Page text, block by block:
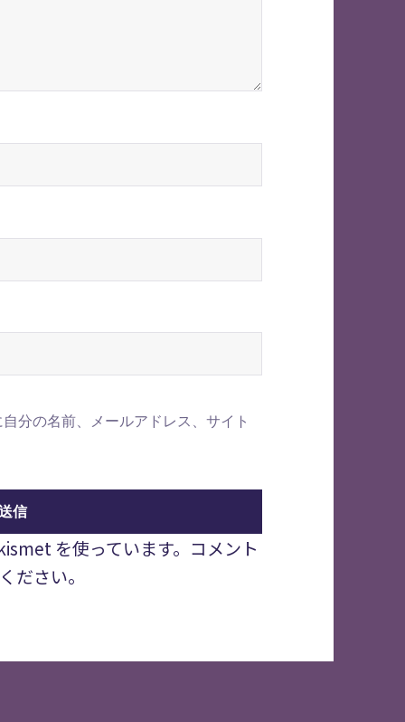
分の名前、メールアドレス、サイト
を使っています。 コメント
ださい。